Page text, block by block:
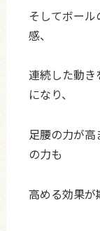
そしてボー
感、
連続した動き
になり、
足腰の力が
の力も
高める効果が